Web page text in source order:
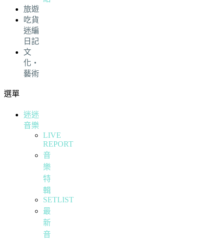
旅遊
吃貨
迷編
日記
文
化・
藝術
選單
迷迷
音樂
LIVE
REPORT
音
樂
特
輯
SETLIST
最
新
音